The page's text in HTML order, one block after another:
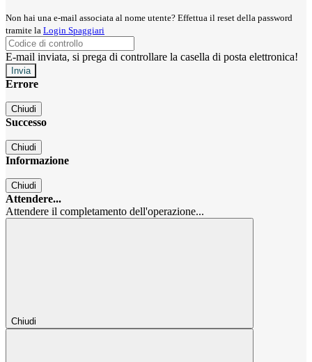
Non hai una e-mail associata al nome utente? Effettua il reset della password
tramite la Login Spaggiari
E-mail inviata, si prega di controllare la casella di posta elettronica!
Errore
Chiudi
Successo
Chiudi
Informazione
Chiudi
Attendere...
Attendere il completamento dell'operazione...
Chiudi